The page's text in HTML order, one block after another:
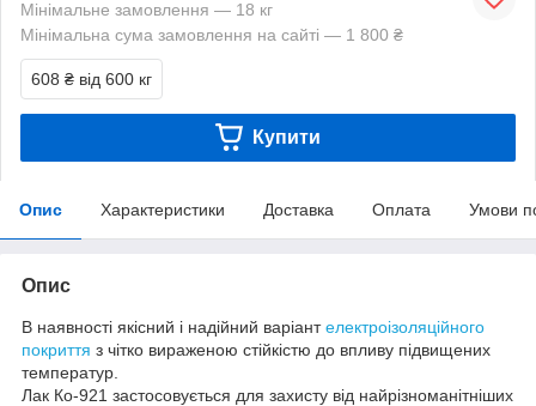
Мінімальне замовлення — 18 кг
Мінімальна сума замовлення на сайті — 1 800 ₴
608 ₴ від 600 кг
Купити
Опис Характеристики Доставка Оплата Умови
Опис
В наявності якісний і надійний варіантелектроізоляційного
покриття з чітко вираженою стійкістю до впливу підвищених
температур.
Лак Ко-921 застосовується для захисту від найрізноманітніших